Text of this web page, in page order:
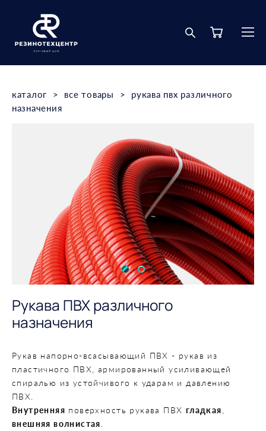
каталог > все товары >
рукава пвх различного
назначения
Рукава ПВХ различного
назначения
Рукав напорно-всасывающий ПВХ - рукав из
пластичного ПВХ, армированный усиливающей
спиралью из устойчивого к ударам и давлению
ПВХ.
Внутренняя поверхность рукава ПВХ гладкая
внешняя волнистая